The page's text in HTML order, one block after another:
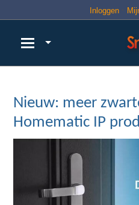
Inloggen
Nieuw: meer
Homematic IP